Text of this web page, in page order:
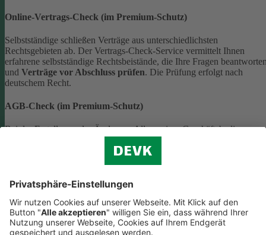
Online-Vertrags-Check (im Premium-Schutz)
Selbstständige schließen Verträge aus unterschiedlichsten
Rechtsgebieten ab. Der Vertrags-Check-Service vermittelt Ihnen
erfahrene selbstständige Rechtsbeistände, die Ihre Fragen
und Verträge vor Abschluss prüfen. Die Prüfung erfolgt nach
deutschem Recht.
AGB-Check (im Premium-Schutz)
Bei der Erstellung oder Änderung Allgemeiner
(AGB) ist eine Vielzahl rechtlicher Vorschriften zu beachten. Wir
helfen Ihnen dabei und vermitteln Ihnen versierte selbstständige
Online-Portal der DAHAG Rechtsservices AG angeboten.
Beratungs-Rechtsschutz bei Unternehmensnachfolge